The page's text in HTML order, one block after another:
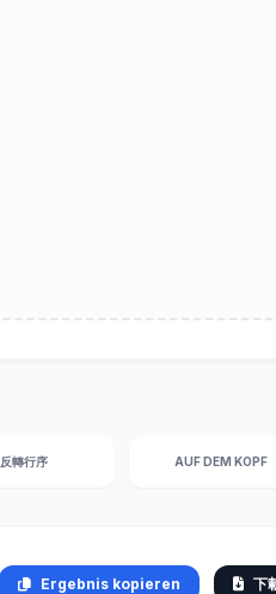
反轉行序 AUF DEM KOPF
Ergebnis kopieren 下